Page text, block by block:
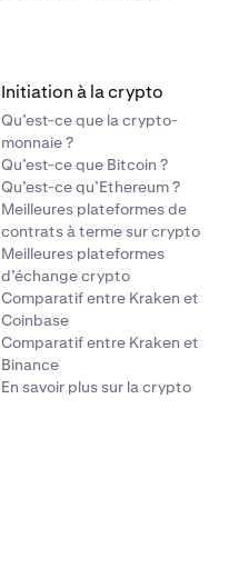
Initiation à la crypto
Qu’est-ce que la crypto-
monnaie ?
Qu’est-ce que Bitcoin ?
Qu’est-ce qu’Ethereum ?
Meilleures plateformes de
contrats à terme sur crypto
Meilleures plateformes
d’échange crypto
Comparatif entre Kraken et
Coinbase
Comparatif entre Kraken et
Binance
En savoir plus sur la crypto